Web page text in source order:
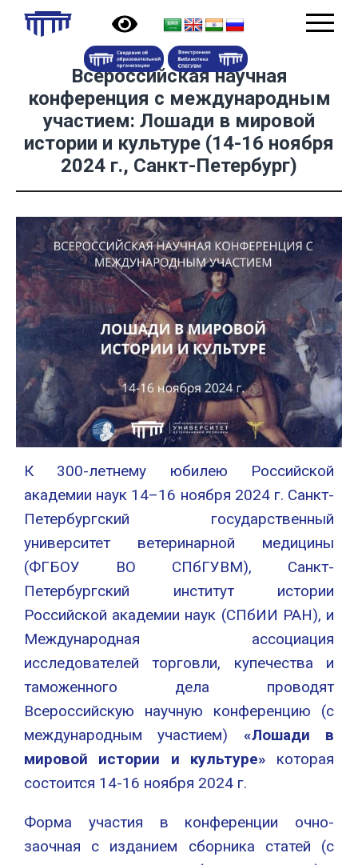
Всероссийская научная
конференция с международным
участием: Лошади в мировой
истории и культуре (14-16 ноября
2024 г., Санкт-Петербург)
К 300-летнему юбилею Российской
академии наук 14–16 ноября 2024 г. Санкт-
Петербургский государственный
университет ветеринарной медицины
(ФГБОУ ВО СПбГУВМ), Санкт-
Петербургский институт истории
Российской академии наук (СПбИИ РАН), и
Международная ассоциация
исследователей торговли, купечества и
таможенного дела проводят
Всероссийскую научную конференцию (с
международным участием) «Лошади в
мировой истории и культуре» которая
состоится 14-16 ноября 2024 г.
Форма участия в конференции очно-
заочная с изданием сборника статей (с